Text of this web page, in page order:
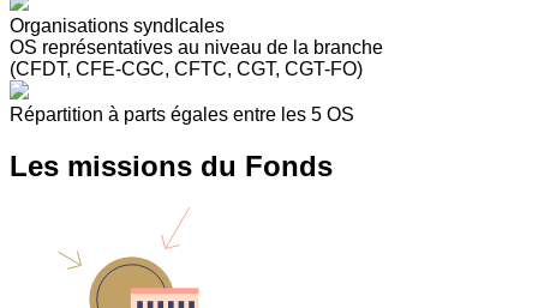
Organisations syndIcales
OS représentatives au niveau de la branche
(CFDT, CFE-CGC, CFTC, CGT, CGT-FO)
Répartition à parts égales entre les 5 OS
Les missions du Fonds